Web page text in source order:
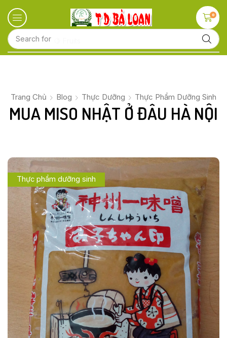
Search for
0
Trang Chủ Blog Thực Dưỡng Thực Phẩm Dưỡng Sinh
MUA MISO NHẬT Ở ĐÂU HÀ NỘI
Thực phẩm dưỡng sinh